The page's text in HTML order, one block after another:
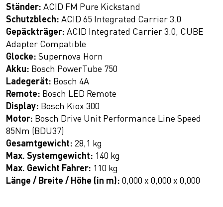
Ständer: ACID FM Pure Kickstand
Schutzblech: ACID 65 Integrated Carrier 3.0
Gepäckträger: ACID Integrated Carrier 3.0, CUBE
Adapter Compatible
Glocke: Supernova Horn
Akku: Bosch PowerTube 750
Ladegerät: Bosch 4A
Remote: Bosch LED Remote
Display: Bosch Kiox 300
Motor: Bosch Drive Unit Performance Line Speed
85Nm (BDU37)
Gesamtgewicht: 28,1 kg
Max. Systemgewicht: 140 kg
Max. Gewicht Fahrer: 110 kg
Länge / Breite / Höhe (in m): 0,000 x 0,000 x 0,000